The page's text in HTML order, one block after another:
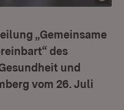
„Gemeinsame
des
und
vom 26. Juli